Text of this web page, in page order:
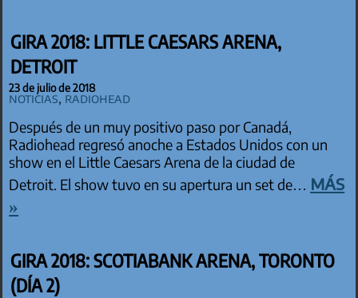
GIRA 2018: LITTLE CAESARS ARENA,
DETROIT
23 de julio de 2018
Noticias, Radiohead
Después de un muy positivo paso por Canadá,
Radiohead regresó anoche a Estados Unidos con un
show en el Little Caesars Arena de la ciudad de
Detroit. El show tuvo en su apertura un set de… más
»
GIRA 2018: SCOTIABANK ARENA, TORONTO
(DÍA 2)